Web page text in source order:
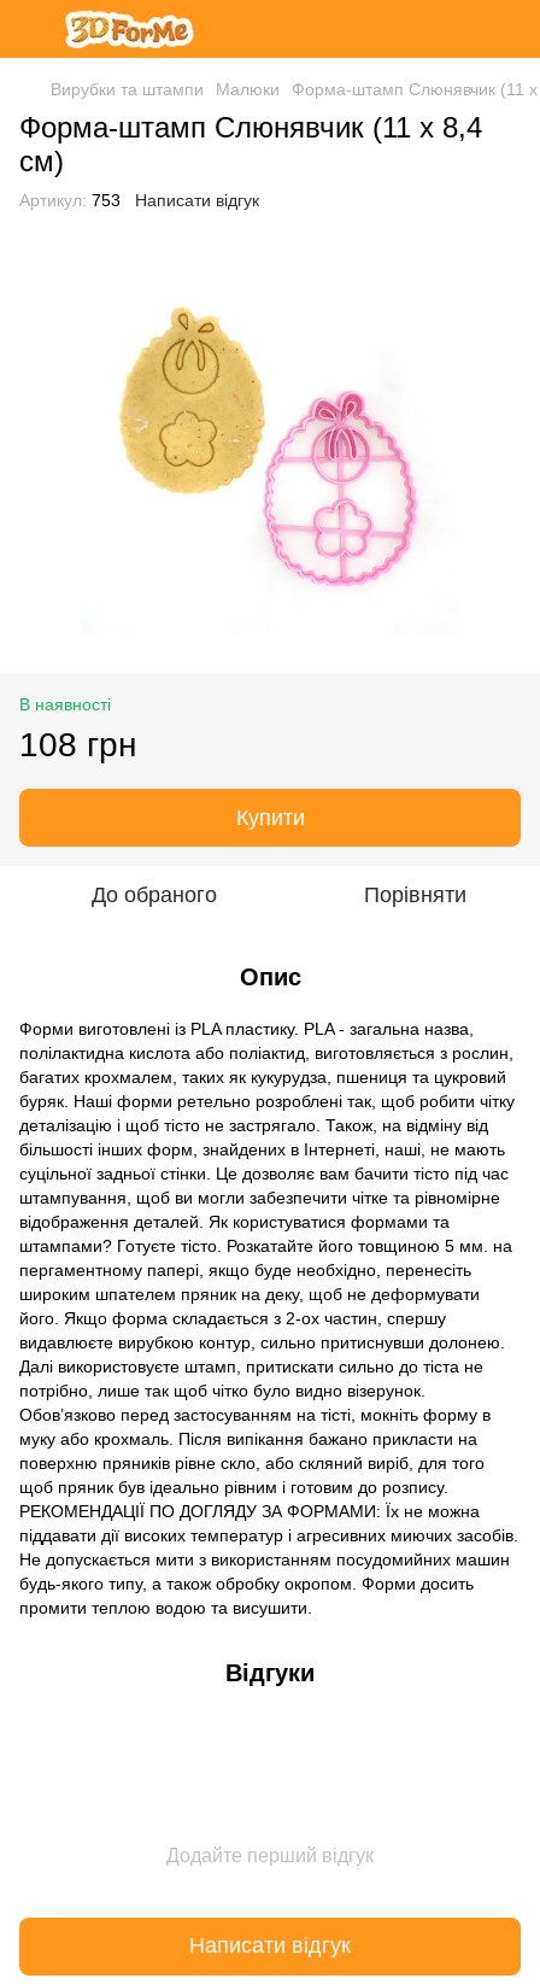
Вирубки та штампи Малюки Форма-штамп Слюнявчик (11
Форма-штамп Слюнявчик (11 х 8,4
см)
Артикул: 753 Написати відгук
В наявності
108 грн
Купити
До обраного Порівняти
Опис
Форми виготовлені із PLA пластику. PLA - загальна назва,
полілактидна кислота або поліактид, виготовляється з рослин,
багатих крохмалем, таких як кукурудза, пшениця та цукровий
буряк. Наші форми ретельно розроблені так, щоб робити чітку
деталізацію і щоб тісто не застрягало. Також, на відміну від
більшості інших форм, знайдених в Інтернеті, наші, не мають
суцільної задньої стінки. Це дозволяє вам бачити тісто під час
штампування, щоб ви могли забезпечити чітке та рівномірне
відображення деталей. Як користуватися формами та
штампами? Готуєте тісто. Розкатайте його товщиною 5 мм. на
пергаментному папері, якщо буде необхідно, перенесіть
широким шпателем пряник на деку, щоб не деформувати
його. Якщо форма складається з 2-ох частин, спершу
видавлюєте вирубкою контур, сильно притиснувши долонею.
Далі використовуєте штамп, притискати сильно до тіста не
потрібно, лише так щоб чітко було видно візерунок.
Обов’язково перед застосуванням на тісті, мокніть форму в
муку або крохмаль. Після випікання бажано прикласти на
поверхню пряників рівне скло, або скляний виріб, для того
щоб пряник був ідеально рівним і готовим до розпису.
РЕКОМЕНДАЦІЇ ПО ДОГЛЯДУ ЗА ФОРМАМИ: Їх не можна
піддавати дії високих температур і агресивних миючих засобів.
Не допускається мити з використанням посудомийних машин
будь-якого типу, а також обробку окропом. Форми досить
промити теплою водою та висушити.
Відгуки
Додайте перший відгук
Написати відгук